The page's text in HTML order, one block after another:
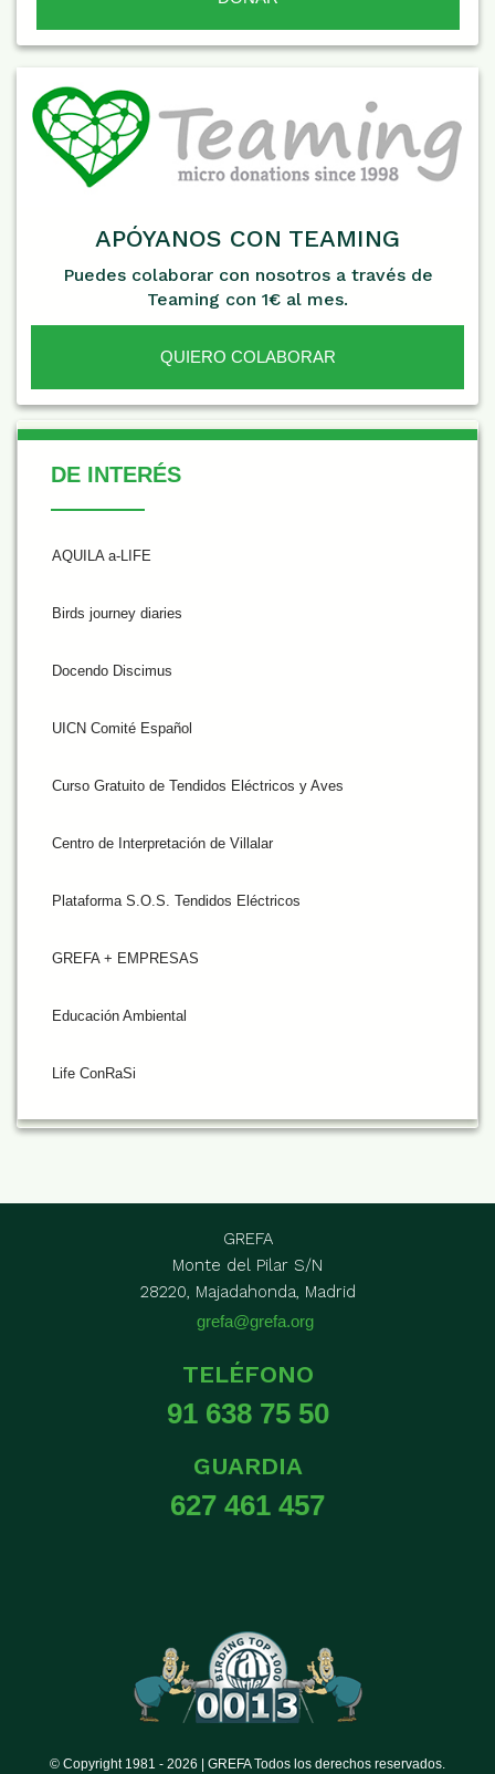
APÓYANOS CON TEAMING
Puedes colaborar con nosotros a través de
Teaming con 1€ al mes.
QUIERO COLABORAR
De Interés
DE INTERÉS
AQUILA a-LIFE
Birds journey diaries
Docendo Discimus
UICN Comité Español
Curso Gratuito de Tendidos Eléctricos y Aves
Centro de Interpretación de Villalar
Plataforma S.O.S. Tendidos Eléctricos
GREFA + EMPRESAS
Educación Ambiental
Life ConRaSi
GREFA
Monte del Pilar S/N
28220, Majadahonda, Madrid
grefa@grefa.org
TELÉFONO
91 638 75 50
GUARDIA
627 461 457
© Copyright 1981 - 2026 | GREFA Todos los derechos reservados.